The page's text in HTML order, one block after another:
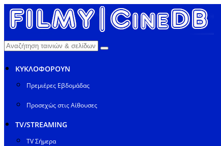
ΚΥΚΛΟΦΟΡΟΥΝ
Πρεμιέρες Εβδομάδας
Προσεχώς στις Αίθουσες
TV/STREAMING
TV Σήμερα